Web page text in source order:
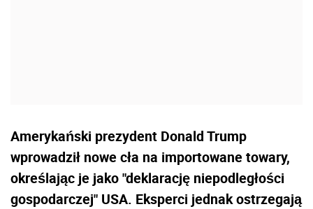
Amerykański prezydent Donald Trump
wprowadził nowe cła na importowane towary,
określając je jako "deklarację niepodległości
gospodarczej" USA. Eksperci jednak ostrzegają